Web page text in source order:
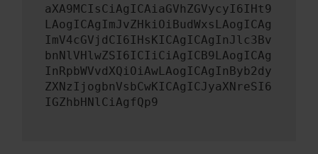
aXA9MCIsCiAgICAiaGVhZGVycyI6IHt9
LAogICAgImJvZHkiOiBudWxsLAogICAg
ImV4cGVjdCI6IHsKICAgICAgInJlc3Bv
bnNlVHlwZSI6ICIiCiAgICB9LAogICAg
InRpbWVvdXQiOiAwLAogICAgInByb2dy
ZXNzIjogbnVsbCwKICAgICJyaXNreSI6
IGZhbHNlCiAgfQp9